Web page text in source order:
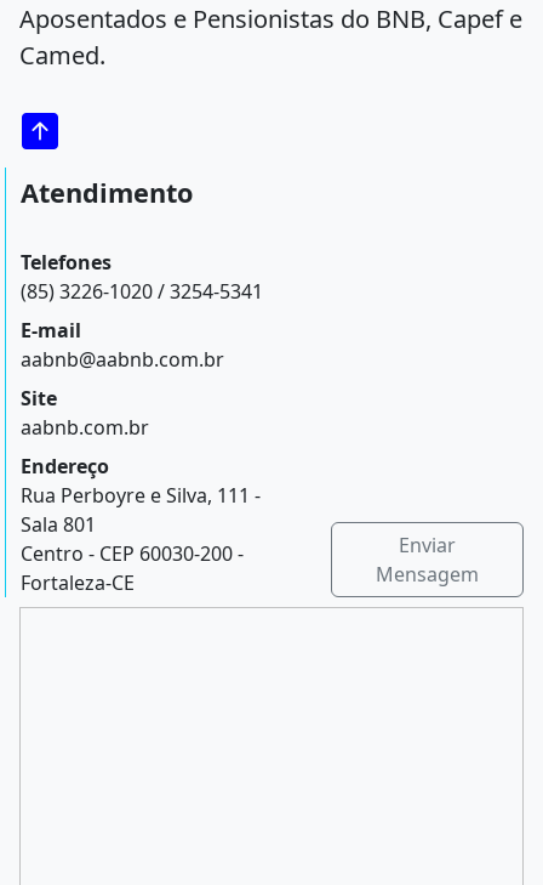
Aposentados e Pensionistas do BNB, Capef e
Camed.
Atendimento
Telefones
(85) 3226-1020 / 3254-5341
E-mail
aabnb@aabnb.com.br
Site
aabnb.com.br
Endereço
Rua Perboyre e Silva, 111 -
Sala 801
Centro - CEP 60030-200 -
Fortaleza-CE
Enviar
Mensagem